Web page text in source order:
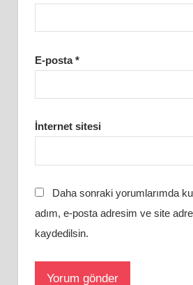
E-posta*
İnternet sitesi
Daha sonraki yorumlarımda
adım, e-posta adresim ve site
kaydedilsin.